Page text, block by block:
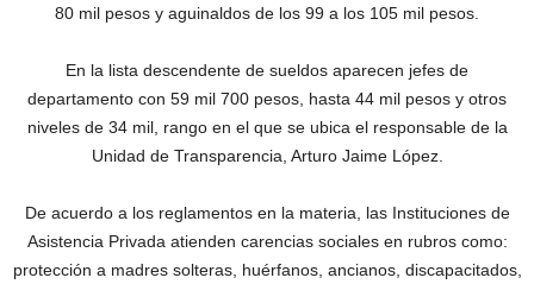
80 mil pesos y aguinaldos de los 99 a los 105 mil pesos.
En la lista descendente de sueldos aparecen jefes de
departamento con 59 mil 700 pesos, hasta 44 mil pesos y otros
niveles de 34 mil, rango en el que se ubica el responsable de la
Unidad de Transparencia, Arturo Jaime López.
De acuerdo a los reglamentos en la materia, las Instituciones de
Asistencia Privada atienden carencias sociales en rubros como:
protección a madres solteras, huérfanos, ancianos, discapacitados,